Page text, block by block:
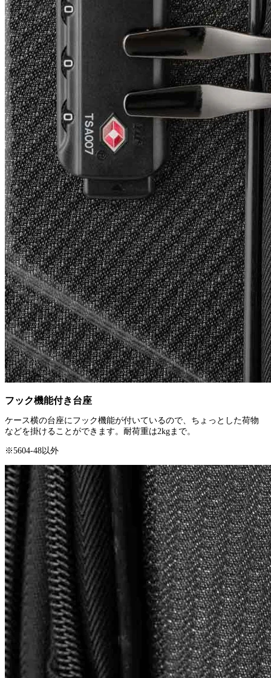
フック機能付き台座
ケース横の台座にフック機能が付いているので、ちょっとした荷物
などを掛けることができます。耐荷重は2kgまで。
※5604-48以外